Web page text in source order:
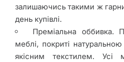
залишаючись такими ж
день купівлі.
Преміальна оббивка.
меблі, покриті
якісним текстилем. Усі